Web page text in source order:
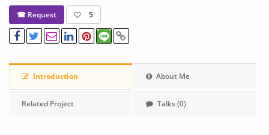
☎ Request
5
Introduction About Me
Related Project Talks (0)